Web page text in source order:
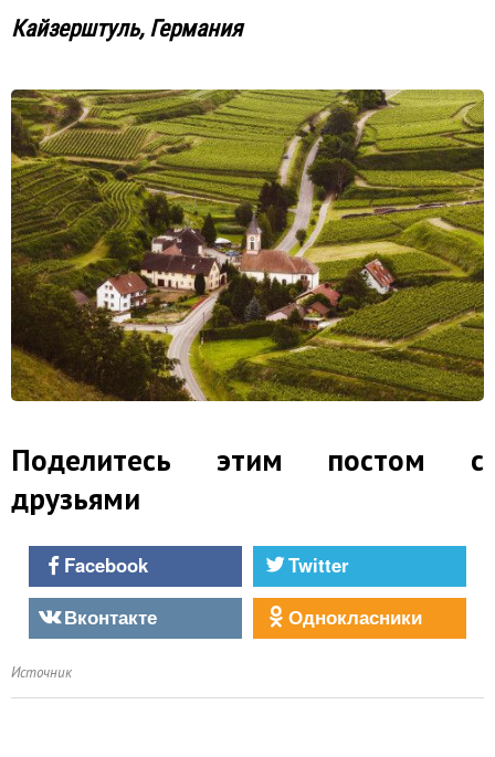
Кайзерштуль, Германия
Поделитесь этим постом с
друзьями
Facebook
Twitter
Вконтакте
Однокласники
Источник